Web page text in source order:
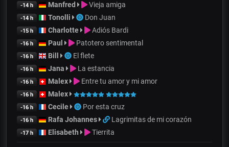
-14 h Manfred Vieja amiga
-14 h Tonolli Don Juan
-15 h Charlotte Adiós Bardi
-16 h Paul Patotero sentimental
-16 h Bill El flete
-16 h Jana La estancia
-16 h Malex Entre tu amor y mi amor
-16 h Malex
-16 h Cecile Por esta cruz
-16 h Rafa Johannes Lagrimitas de mi corazón
-17 h Elisabeth Tierrita